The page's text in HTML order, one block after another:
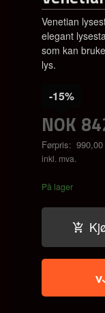
Venetian
elegant
som kan
lys.
NOK
Førpris: 990,00
Rabatt
-15%
inkl. mva.
På lager